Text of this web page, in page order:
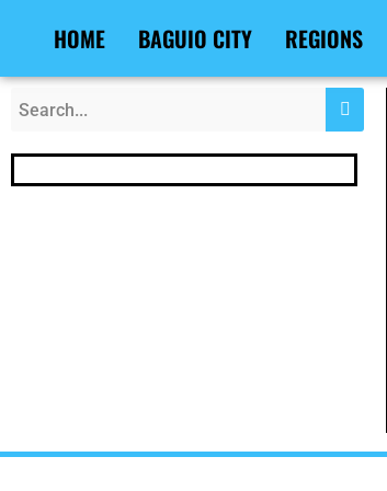
HOME BAGUIO CITY REGIONS
navigation